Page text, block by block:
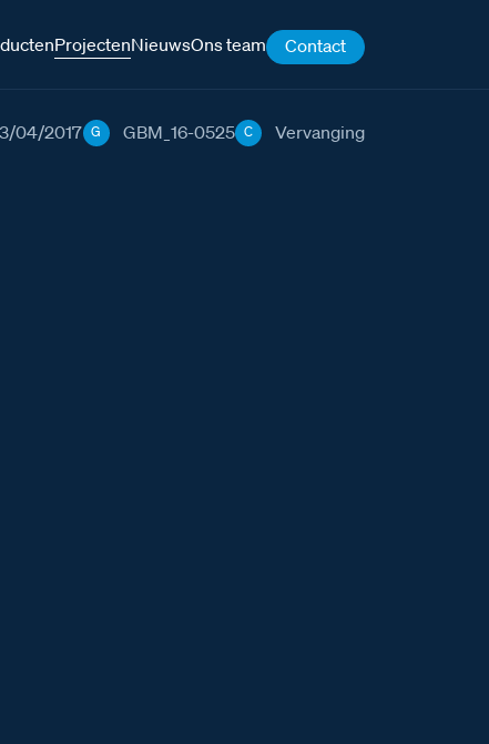
ProjectenNieuwsOns team Contact
04/2017 G GBM_16-0525 C Vervanging